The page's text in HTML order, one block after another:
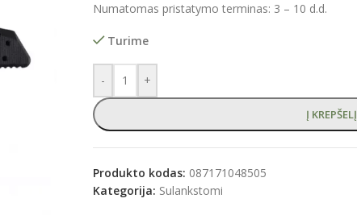
Numatomas pristatymo terminas: 3 – 10 d.d.
Turime
- +
Į KREPŠELĮ
Produkto kodas: 087171048505
Kategorija: Sulankstomi